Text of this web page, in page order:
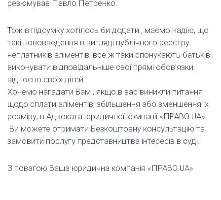
резюмував Павло Петренко.
Тож в підсумку хотілось би додати , маємо надію, що
такі нововведення в вигляді публічного реєстру
неплатників аліментів, все ж таки спонукають батьків
виконувати відповідальніше свої прямі обов’язки,
відносно своїх дітей.
Хочемо нагадати Вам , якщо в вас виникли питання
щодо сплати аліментів, збільшення або зменшення їх
розміру, в Адвоката юридичної компанії «ПРАВО.UA»
Ви можете отримати Безкоштовну консультацію та
замовити послугу представництва інтересів в суді.
З повагою Ваша юридична компанія «ПРАВО.UA»